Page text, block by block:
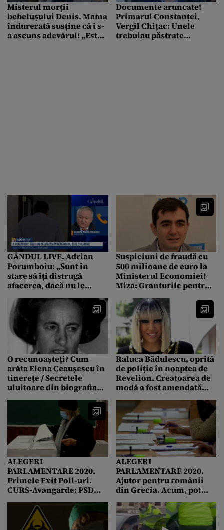
Misterul morții
bebelușului Denis. Mama
îndurerată susține că i s-
a ascuns adevărul! „Este
Documente aruncate!
Primarul Constanței,
Vergil Chițac: Unele
trebuiau păstrate
GÂNDUL LIVE. Adrian
Porumboiu: „Sunt în
stare să îți distrugă
afacerea, dacă nu le
o dublă măsură”
Suspiciuni de fraudă cu
500 milioane de euro la
Ministerul Economiei!
Miza: Granturile pentru
proiecte aprobate spre
finanțare, 353 au fost
depuse pe ultima sută de
metri! Premierul Florin
Cîțu trimite Corpul de
Control
O recunoașteți? Cum
arăta Elena Ceaușescu în
tinerețe / Secretele
uluitoare din biografia
Raluca Bădulescu, oprită
de poliție în noaptea de
Revelion. Creatoarea de
modă a fost amendată
declarație, după ora
23.00
ALEGERI
PARLAMENTARE 2020.
Primele Exit Poll-uri.
CURS-Avangarde: PSD
Plus 15% / Sociopol: PNL
28.0% – PSD 28.0% –
USR+ 16.3%
ALEGERI
PARLAMENTARE 2020.
Ajutor pentru românii
din Grecia. Acum, pot